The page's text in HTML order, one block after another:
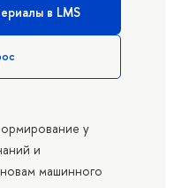
в LMS
у
и
машинного